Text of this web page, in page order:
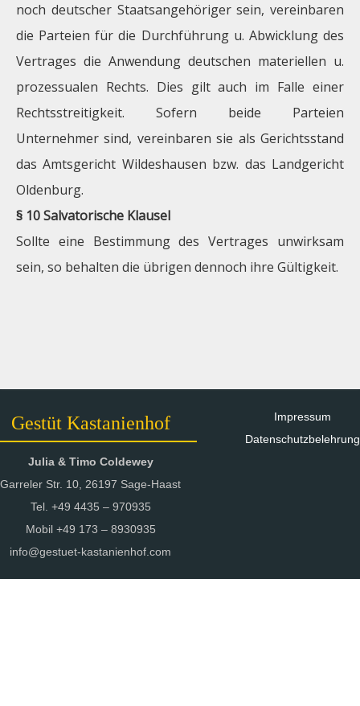
noch deutscher Staatsangehöriger sein, vereinbaren
die Parteien für die Durchführung u. Abwicklung des
Vertrages die Anwendung deutschen materiellen u.
prozessualen Rechts. Dies gilt auch im Falle einer
Rechtsstreitigkeit. Sofern beide Parteien
Unternehmer sind, vereinbaren sie als Gerichtsstand
das Amtsgericht Wildeshausen bzw. das Landgericht
Oldenburg.
§ 10 Salvatorische Klausel
Sollte eine Bestimmung des Vertrages unwirksam
sein, so behalten die übrigen dennoch ihre Gültigkeit.
Gestüt Kastanienhof
Julia & Timo Coldewey
Garreler Str. 10, 26197 Sage-Haast
Tel. +49 4435 – 970935
Mobil +49 173 – 8930935
info@gestuet-kastanienhof.com
Impressum
Datenschutzbelehrung